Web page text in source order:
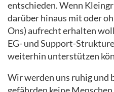
entschieden. Wenn
darüber hinaus mit oder
Ons) aufrecht erhalten
EG- und Support-
weiterhin unterstützen
Wir werden uns ruhig und